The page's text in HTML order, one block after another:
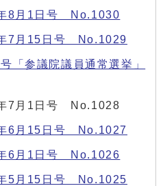
8月1日号 No.1030
7月15日号 No.1029
「参議院議員通常選挙」
7月1日号 No.1028
6月15日号 No.1027
6月1日号 No.1026
5月15日号 No.1025